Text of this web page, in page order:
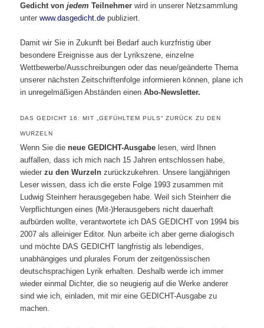
Gedicht vonjedem Teilnehmer wird in unserer Netzsammlung
unter www.dasgedicht.de publiziert.
Damit wir Sie in Zukunft bei Bedarf auch kurzfristig über
besondere Ereignisse aus der Lyrikszene, einzelne
Wettbewerbe/Ausschreibungen oder das neue/geänderte Thema
unserer nächsten Zeitschriftenfolge informieren können, plane ich
in unregelmäßigen Abständen einenAbo-Newsletter.
DAS GEDICHT 16: MIT „GEFÜHLTEM PULS“ ZURÜCK ZU DEN
WURZELN
Wenn Sie dieneue GEDICHT-Ausgabe lesen, wird Ihnen
auffallen, dass ich mich nach 15 Jahren entschlossen habe,
wiederzu den Wurzeln zurückzukehren. Unsere langjährigen
Leser wissen, dass ich die erste Folge 1993 zusammen mit
Ludwig Steinherr herausgegeben habe. Weil sich Steinherr die
Verpflichtungen eines (Mit-)Herausgebers nicht dauerhaft
aufbürden wollte, verantwortete ich DAS GEDICHT von 1994 bis
2007 als alleiniger Editor. Nun arbeite ich aber gerne dialogisch
und möchte DAS GEDICHT langfristig als lebendiges,
unabhängiges und plurales Forum der zeitgenössischen
deutschsprachigen Lyrik erhalten. Deshalb werde ich immer
wieder einmal Dichter, die so neugierig auf die Werke anderer
sind wie ich, einladen, mit mir eine GEDICHT-Ausgabe zu
machen.